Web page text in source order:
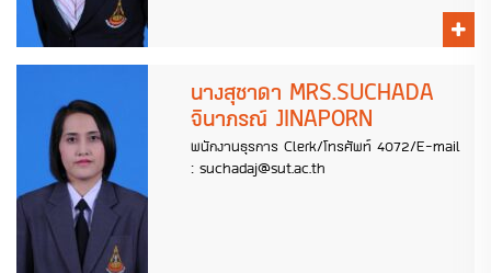
นางสุชาดา MRS.SUCHADA
จินาภรณ์ JINAPORN
พนักงานธุรการ Clerk/โทรศัพท์ 4072/E-mail
: suchadaj@sut.ac.th